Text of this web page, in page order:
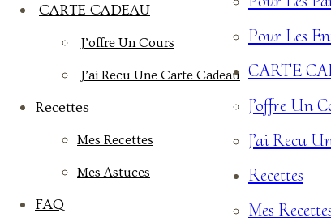
CARTE CADEAU
J’offre Un Cours
J’ai Recu Une Carte Cadeau
Recettes
Mes Recettes
Mes Astuces
FAQ
Pour Les
CARTE
J’offre Un
J’ai Recu
Recettes
Mes